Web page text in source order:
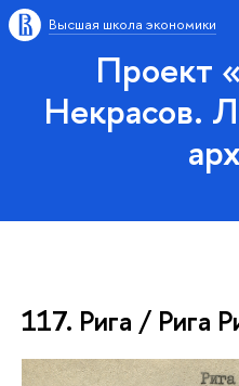
Высшая школа экономики
Проект
Некрасов.
117. Рига / Рига